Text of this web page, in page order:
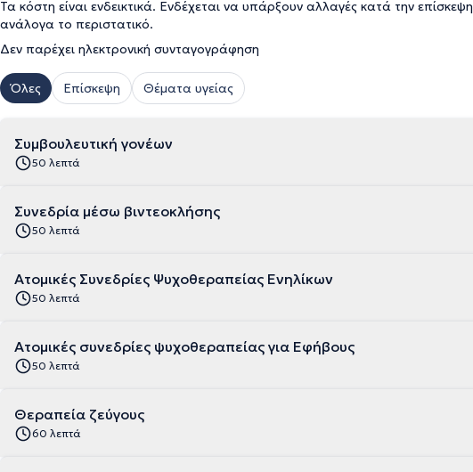
Τα κόστη είναι ενδεικτικά. Ενδέχεται να υπάρξουν αλλαγές κατά την επίσκεψη
ανάλογα το περιστατικό.
Δεν παρέχει ηλεκτρονική συνταγογράφηση
Όλες Επίσκεψη Θέματα υγείας
Συμβουλευτική γονέων
50 λεπτά
Συνεδρία μέσω βιντεοκλήσης
50 λεπτά
Ατομικές Συνεδρίες Ψυχοθεραπείας Ενηλίκων
50 λεπτά
Ατομικές συνεδρίες ψυχοθεραπείας για Εφήβους
50 λεπτά
Θεραπεία ζεύγους
60 λεπτά